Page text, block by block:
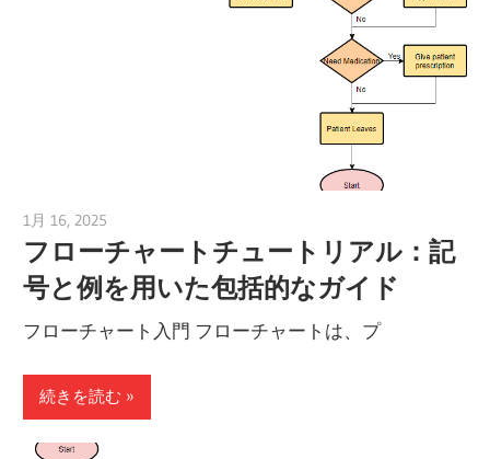
1月 16, 2025
フローチャートチュートリアル：記
号と例を用いた包括的なガイド
フローチャート入門 フローチャートは、プ
続きを読む